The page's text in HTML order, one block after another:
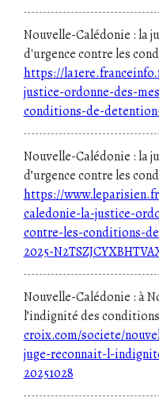
Nouvelle-Calédonie : la
d'urgence contre les
https://
justice-ordonne-des-
conditions-de-
Nouvelle-Calédonie : la
d’urgence contre les
https://
caledonie-la-justice-
contre-les-conditions-
2025-
Nouvelle-Calédonie : à
l’indignité des
croix.com/societe/
juge-reconnait-l-
20251028